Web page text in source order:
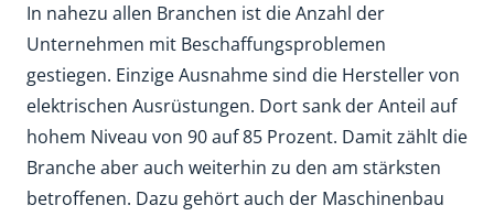
In nahezu allen Branchen ist die Anzahl der
Unternehmen mit Beschaffungsproblemen
gestiegen. Einzige Ausnahme sind die Hersteller von
elektrischen Ausrüstungen. Dort sank der Anteil auf
hohem Niveau von 90 auf 85 Prozent. Damit zählt die
Branche aber auch weiterhin zu den am stärksten
betroffenen. Dazu gehört auch der Maschinenbau